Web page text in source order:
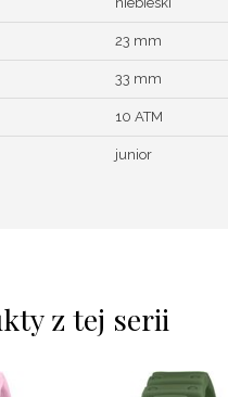
23 mm
33 mm
10 ATM
junior
z tej serii